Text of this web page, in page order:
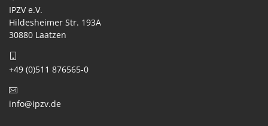
IPZV e.V.
Hildesheimer Str. 193A
30880 Laatzen
+49 (0)511 876565-0
info@ipzv.de